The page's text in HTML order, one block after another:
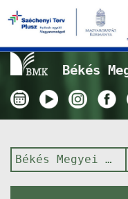
Békés
Békés Megyei Könyvtár